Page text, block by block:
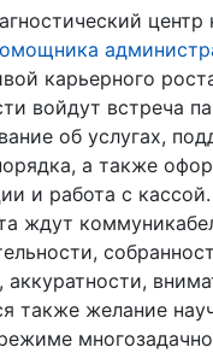
центр
карьерного
войдут встреча
об услугах,
а также
и работа с кассой.
ждут
аккуратности,
также желание